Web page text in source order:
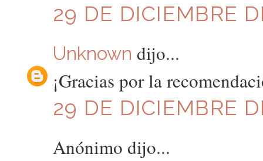
29 DE DICIEMBRE
Unknown dijo...
¡Gracias por la
29 DE DICIEMBRE
Anónimo dijo...